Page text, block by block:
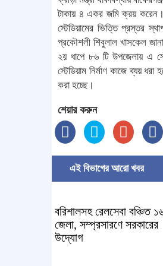
টাকায় ৪ একর জমি ক্রয় করেন।
স্টেডিয়ামের ভিত্তি প্রস্তর
প্রকৌশলী শিবুলাল খাসকেল
২য় ধাপে ৮৬ টি উপজেলায় এ
স্টেডিয়াম নির্মাণ কাজে ব্যয়
করা হচ্ছে।
শেয়ার করুন
এই বিভাগের আরো খবর
বরিশালসহ রেলসেবা বঞ্চিত
জেলা, সম্প্রসারণে সরকারের
উদ্যোগ